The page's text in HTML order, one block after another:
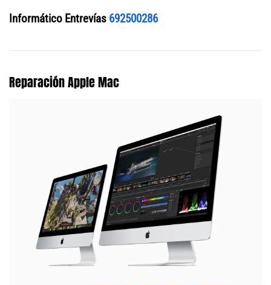
Informático Entrevías 692500286
Reparación Apple Mac